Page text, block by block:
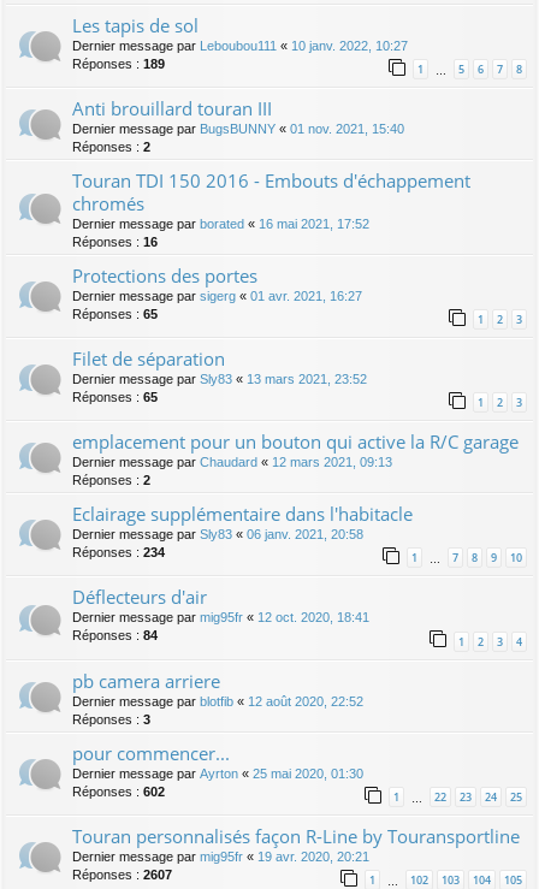
Les tapis de sol
Dernier message par Leboubou111 « 10 janv. 2022, 10:27
Réponses : 189 1 … 5 6 7 8
Anti brouillard touran III
Dernier message par BugsBUNNY « 01 nov. 2021, 15:40
Réponses : 2
Touran TDI 150 2016 - Embouts d'échappement
chromés
Dernier message par borated « 16 mai 2021, 17:52
Réponses : 16
Protections des portes
Dernier message par sigerg « 01 avr. 2021, 16:27
Réponses : 65 1 2 3
Filet de séparation
Dernier message par Sly83 « 13 mars 2021, 23:52
Réponses : 65 1 2 3
emplacement pour un bouton qui active la R/C garage
Dernier message par Chaudard « 12 mars 2021, 09:13
Réponses : 2
Eclairage supplémentaire dans l'habitacle
Dernier message par Sly83 « 06 janv. 2021, 20:58
Réponses : 234 1 … 7 8 9 10
Déflecteurs d'air
Dernier message par mig95fr « 12 oct. 2020, 18:41
Réponses : 84 1 2 3 4
pb camera arriere
Dernier message par blotfib « 12 août 2020, 22:52
Réponses : 3
pour commencer...
Dernier message par Ayrton « 25 mai 2020, 01:30
Réponses : 602 1 22 23 24 25
Touran personnalisés façon R-Line by Touransportline
Dernier message par mig95fr « 19 avr. 2020, 20:21
Réponses : 2607 1 102 103 104 105